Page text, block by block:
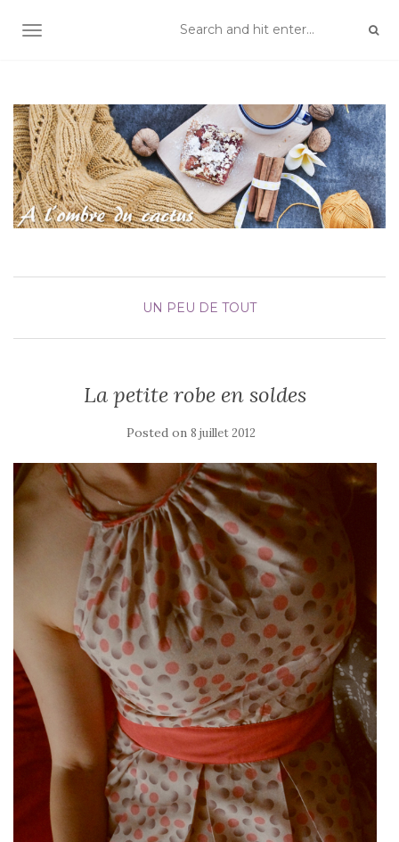
TOGGLE NAVIGATION
UN PEU DE TOUT
La petite robe en soldes
Posted on 8 juillet 2012